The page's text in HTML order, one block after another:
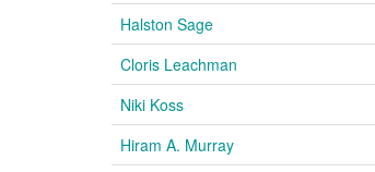
Halston Sage
Cloris Leachman
Niki Koss
Hiram A. Murray